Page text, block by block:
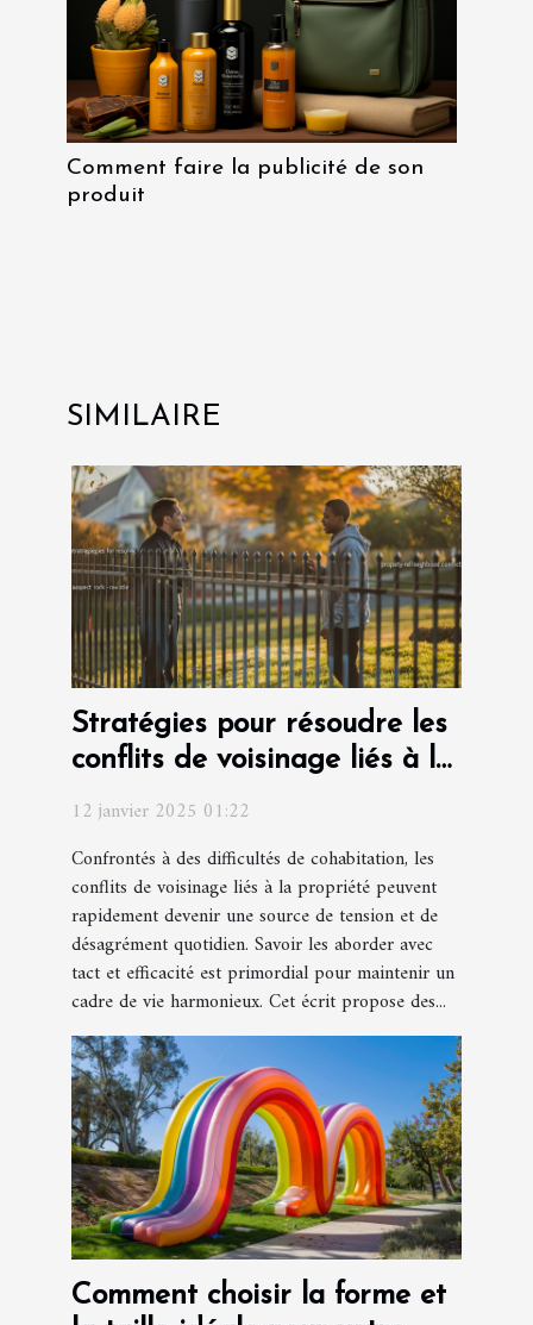
Comment faire la publicité de son
produit
SIMILAIRE
Stratégies pour résoudre les
conflits de voisinage liés à la
propriété
12 janvier 2025 01:22
Confrontés à des difficultés de cohabitation, les
conflits de voisinage liés à la propriété peuvent
rapidement devenir une source de tension et de
désagrément quotidien. Savoir les aborder avec
tact et efficacité est primordial pour maintenir un
cadre de vie harmonieux. Cet écrit propose des...
Comment choisir la forme et